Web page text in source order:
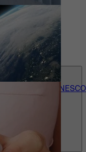
Over UNESCO